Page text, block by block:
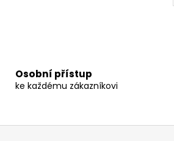
Osobní přístup
ke každému zákazníkovi